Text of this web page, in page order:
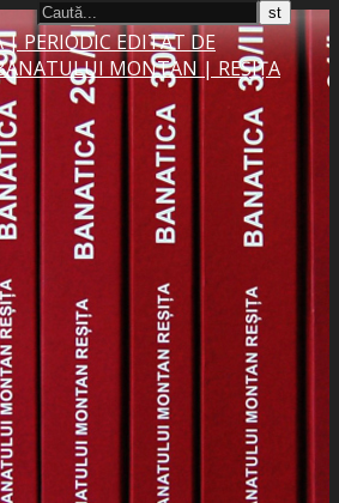
| PERIODIC EDITAT DE
MONTAN | REȘIȚA